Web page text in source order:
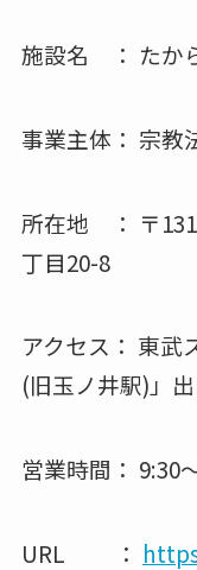
施設名 ： たか
事業主体： 宗教
所在地 ： 〒
丁目20-8
アクセス： 東武
(旧玉ノ井駅)」
営業時間： 9:30
URL ：